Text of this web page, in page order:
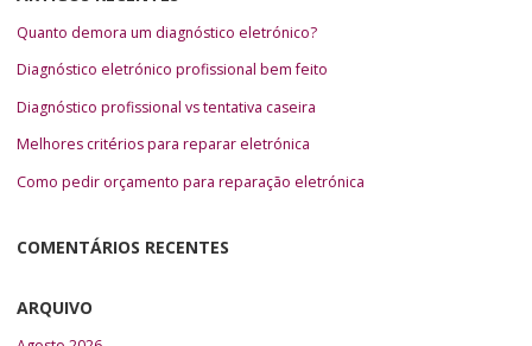
Quanto demora um diagnóstico eletrónico?
Diagnóstico eletrónico profissional bem feito
Diagnóstico profissional vs tentativa caseira
Melhores critérios para reparar eletrónica
Como pedir orçamento para reparação eletrónica
COMENTÁRIOS RECENTES
ARQUIVO